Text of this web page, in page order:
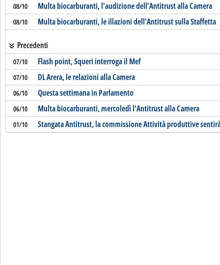
08/10 Multa biocarburanti, l’audizione dell’Antitrust alla Camera
08/10 Multa biocarburanti, le illazioni dell’Antitrust sulla Staffetta
Precedenti
07/10 Flash point, Squeri interroga il Mef
07/10 DL Arera, le relazioni alla Camera
06/10 Questa settimana in Parlamento
06/10 Multa biocarburanti, mercoledì l’Antitrust alla Camera
01/10 Stangata Antitrust, la commissione Attività produttive